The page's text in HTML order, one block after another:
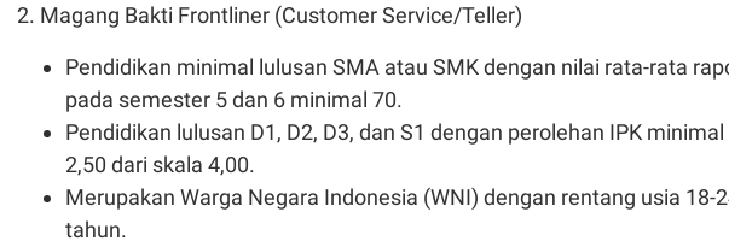
2. Magang Bakti Frontliner (Customer Service/Teller)
Pendidikan minimal lulusan SMA atau SMK dengan nilai rata-rata
pada semester 5 dan 6 minimal 70.
Pendidikan lulusan D1, D2, D3, dan S1 dengan perolehan IPK minimal
2,50 dari skala 4,00.
Merupakan Warga Negara Indonesia (WNI) dengan rentang usia 18-
tahun.